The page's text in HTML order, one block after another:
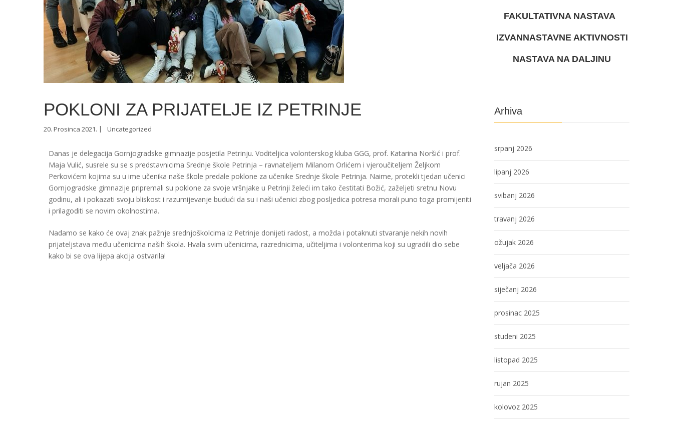
POKLONI ZA PRIJATELJE IZ PETRINJE
20. Prosinca 2021. Uncategorized
Danas je delegacija Gornjogradske gimnazije posjetila Petrinju. Voditeljica volonterskog kluba GGG, prof. Katarina Noršić i prof.
Maja Vulić, susrele su se s predstavnicima Srednje škole Petrinja – ravnateljem Milanom Orlićem i vjeroučiteljem Željkom
Perkovićem kojima su u ime učenika naše škole predale poklone za učenike Srednje škole Petrinja. Naime, protekli tjedan učenici
Gornjogradske gimnazije pripremali su poklone za svoje vršnjake u Petrinji želeći im tako čestitati Božić, zaželjeti sretnu Novu
godinu, ali i pokazati svoju bliskost i razumijevanje budući da su i naši učenici zbog posljedica potresa morali puno toga promijeniti
i prilagoditi se novim okolnostima.
Nadamo se kako će ovaj znak pažnje srednjoškolcima iz Petrinje donijeti radost, a možda i potaknuti stvaranje nekih novih
prijateljstava među učenicima naših škola. Hvala svim učenicima, razrednicima, učiteljima i volonterima koji su ugradili dio sebe
kako bi se ova lijepa akcija ostvarila!
FAKULTATIVNA NASTAVA
IZVANNASTAVNE AKTIVNOSTI
NASTAVA NA DALJINU
Arhiva
srpanj 2026
lipanj 2026
svibanj 2026
travanj 2026
ožujak 2026
veljača 2026
siječanj 2026
prosinac 2025
studeni 2025
listopad 2025
rujan 2025
kolovoz 2025